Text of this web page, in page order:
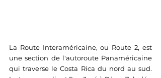
La Route Interaméricaine, ou Route 2, est
une section de l'autoroute Panaméricaine
qui traverse le Costa Rica du nord au sud.